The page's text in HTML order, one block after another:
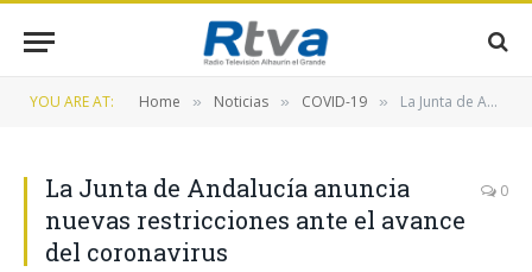
YOU ARE AT: Home » Noticias » COVID-19 » La Junta de Andalucía anuncia nuevas restricciones ante el avance del coronavirus
La Junta de Andalucía anuncia
nuevas restricciones ante el avance
del coronavirus
0